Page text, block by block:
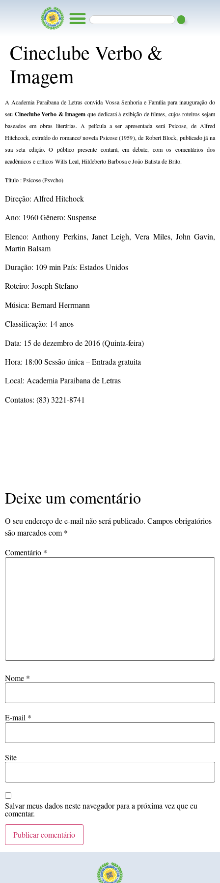
Cineclube Verbo &
Imagem
A Academia Paraibana de Letras convida Vossa Senhoria e Família para inauguração do
seu Cineclube Verbo & Imagem que dedicará à exibição de filmes, cujos roteiros sejam
baseados em obras literárias. A película a ser apresentada será Psicose, de Alfred
Hitchcock, extraído do romance/ novela Psicose (1959), de Robert Block, publicado já na
sua seta edição. O público presente contará, em debate, com os comentários dos
acadêmicos e críticos Wills Leal, Hildeberto Barbosa e João Batista de Brito.
Título : Psicose (Psvcho)
Direção: Alfred Hitchock
Ano: 1960 Gênero: Suspense
Elenco: Anthony Perkins, Janet Leigh, Vera Miles, John Gavin,
Martin Balsam
Duração: 109 min País: Estados Unidos
Roteiro: Joseph Stefano
Música: Bernard Herrmann
Classificação: 14 anos
Data: 15 de dezembro de 2016 (Quinta-feira)
Hora: 18:00 Sessão única – Entrada gratuita
Local: Academia Paraibana de Letras
Contatos: (83) 3221-8741
Deixe um comentário
O seu endereço de e-mail não será publicado. Campos obrigatórios
são marcados com *
Comentário *
Nome *
E-mail *
Site
Salvar meus dados neste navegador para a próxima vez que eu
comentar.